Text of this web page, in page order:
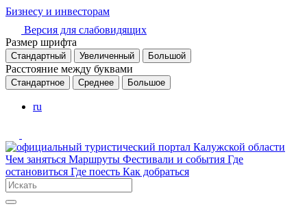
Бизнесу и инвесторам
Версия для слабовидящих
Размер шрифта
Стандартный Увеличенный Большой
Расстояние между буквами
Стандартное Среднее Большое
ru
Чем заняться Маршруты Фестивали и события Где
остановиться Где поесть Как добраться